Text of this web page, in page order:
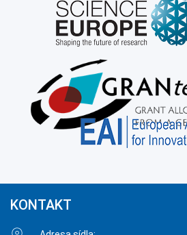
KONTAKT